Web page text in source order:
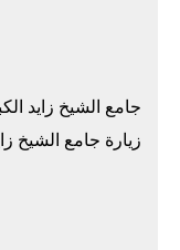
ﺟﺎﻣﻊ اﻟﺸﻴﺦ زاﻳﺪ
زيارة ﺟﺎﻣﻊ اﻟﺸﻴﺦ